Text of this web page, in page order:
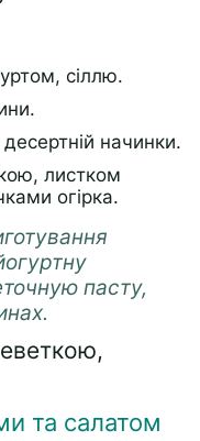
сіллю.
начинки.
листком
огірка.
пасту,
та салатом